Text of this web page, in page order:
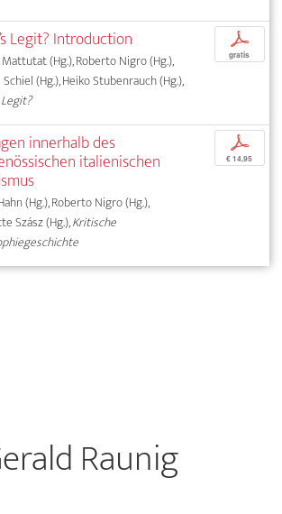
Legit? Introduction
Mattutat (Hg.), Roberto Nigro (Hg.),
(Hg.), Heiko Stubenrauch (Hg.),
Legit?
p
gratis
innerhalb des
italienischen
(Hg.), Roberto Nigro (Hg.),
Szász (Hg.),Kritische
p
€ 14,95
Raunig